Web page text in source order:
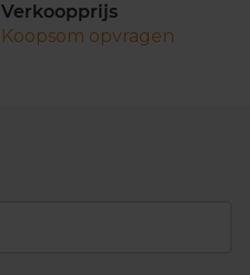
Verkoopprijs
Koopsom opvragen